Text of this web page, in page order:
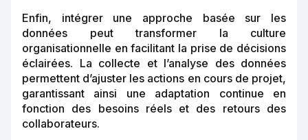
Enfin, intégrer une approche basée sur les
données peut transformer la culture
organisationnelle en facilitant la prise de décisions
éclairées. La collecte et l’analyse des données
permettent d’ajuster les actions en cours de projet,
garantissant ainsi une adaptation continue en
fonction des besoins réels et des retours des
collaborateurs.